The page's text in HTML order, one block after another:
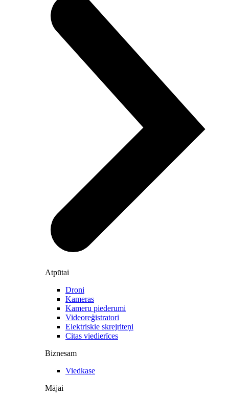
Atpūtai
Droni
Kameras
Kameru piederumi
Videoreģistratori
Elektriskie skrejriteņi
Citas viedierīces
Biznesam
Viedkase
Mājai